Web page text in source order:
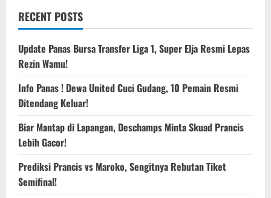
RECENT POSTS
Update Panas Bursa Transfer Liga 1, Super Elja Resmi Lepas
Rezin Wamu!
Info Panas ! Dewa United Cuci Gudang, 10 Pemain Resmi
Ditendang Keluar!
Biar Mantap di Lapangan, Deschamps Minta Skuad Prancis
Lebih Gacor!
Prediksi Prancis vs Maroko, Sengitnya Rebutan Tiket
Semifinal!